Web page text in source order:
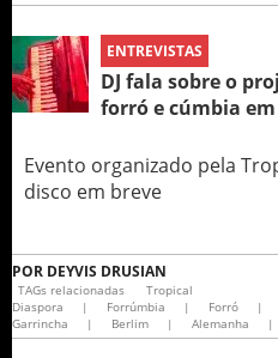
ENTREVISTAS
DJ fala sobre o
forró e cúmbia
Evento organizado pela
disco em breve
POR DEYVIS DRUSIAN
TAGs relacionadas
Tropical
Diaspora
| Forrúmbia | Forró |
Garrincha
| Berlim | Alemanha |